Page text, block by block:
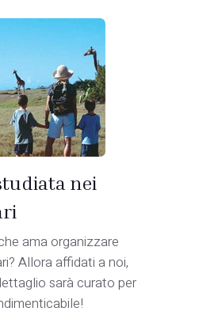
nei
ama organizzare
Allora affidati a noi,
sarà curato per